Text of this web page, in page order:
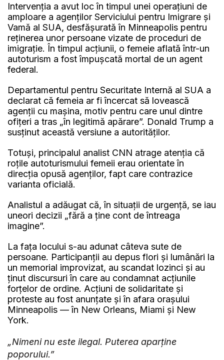
Intervenția a avut loc în timpul unei operațiuni de
amploare a agenților Serviciului pentru Imigrare și
Vamă al SUA, desfășurată în Minneapolis pentru
reținerea unor persoane vizate de proceduri de
imigrație. În timpul acțiunii, o femeie aflată într-un
autoturism a fost împușcată mortal de un agent
federal.
Departamentul pentru Securitate Internă al SUA a
declarat că femeia ar fi încercat să lovească
agenții cu mașina, motiv pentru care unul dintre
ofițeri a tras „în legitimă apărare”. Donald Trump a
susținut această versiune a autorităților.
Totuși, principalul analist CNN atrage atenția că
roțile autoturismului femeii erau orientate în
direcția opusă agenților, fapt care contrazice
varianta oficială.
Analistul a adăugat că, în situații de urgență, se iau
uneori decizii „fără a ține cont de întreaga
imagine”.
La fața locului s-au adunat câteva sute de
persoane. Participanții au depus flori și lumânări la
un memorial improvizat, au scandat lozinci și au
ținut discursuri în care au condamnat acțiunile
forțelor de ordine. Acțiuni de solidaritate și
proteste au fost anunțate și în afara orașului
Minneapolis — în New Orleans, Miami și New
York.
„Nimeni nu este ilegal. Puterea aparține
poporului.”